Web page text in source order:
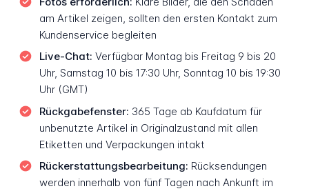
am Artikel zeigen, sollten den ersten Kontakt zum
Kundenservice begleiten
Live-Chat: Verfügbar Montag bis Freitag 9 bis 20
Uhr, Samstag 10 bis 17:30 Uhr, Sonntag 10 bis 19:30
Uhr (GMT)
Rückgabefenster: 365 Tage ab Kaufdatum für
unbenutzte Artikel in Originalzustand mit allen
Etiketten und Verpackungen intakt
Rückerstattungsbearbeitung: Rücksendungen
werden innerhalb von fünf Tagen nach Ankunft im